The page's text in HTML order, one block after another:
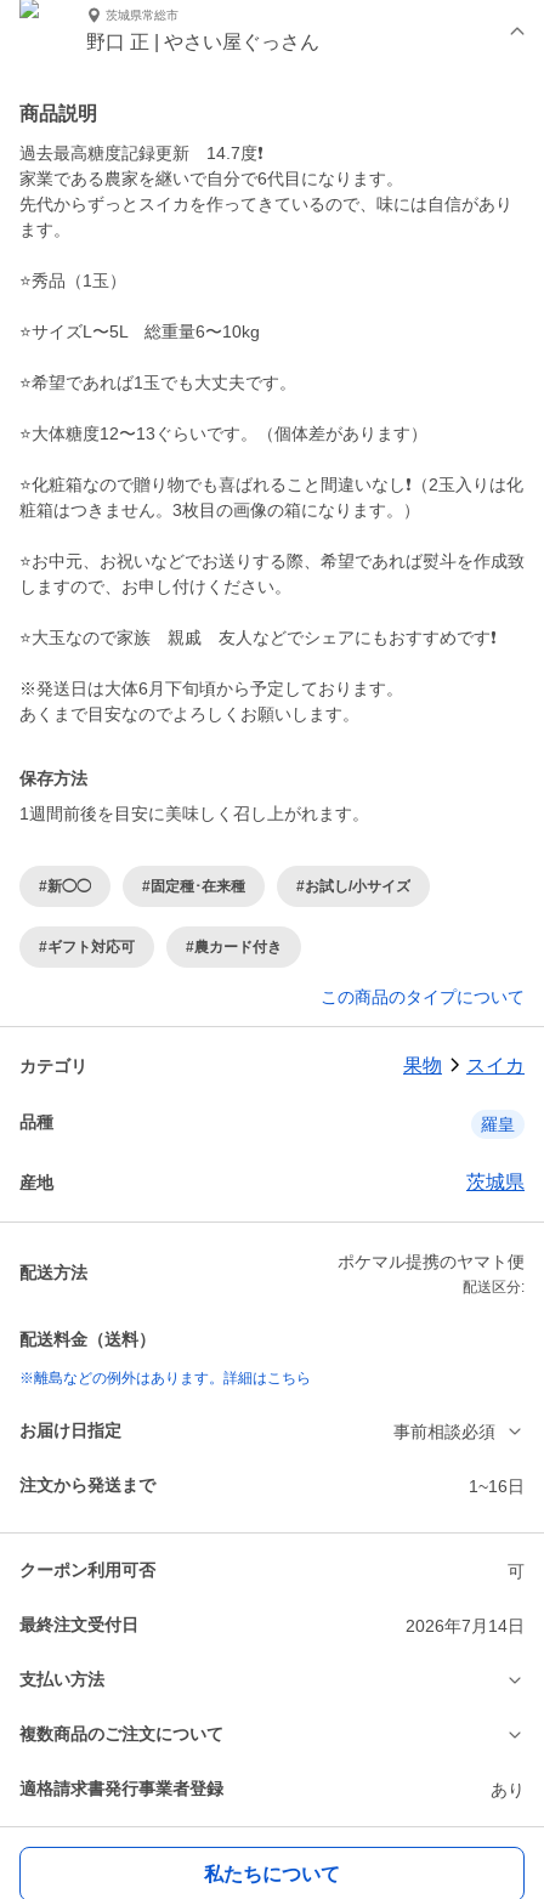
茨城県常総市
野口 正 | やさい屋ぐっさん
商品説明
過去最高糖度記録更新 14.7度❗️
家業である農家を継いで自分で6代目になります。
先代からずっとスイカを作ってきているので、味には自信があり
ます。
⭐️秀品（1玉）
⭐️サイズL〜5L 総重量6〜10kg
⭐️希望であれば1玉でも大丈夫です。
⭐️大体糖度12〜13ぐらいです。（個体差があります）
⭐️化粧箱なので贈り物でも喜ばれること間違いなし❗️（2玉入りは化
粧箱はつきません。3枚目の画像の箱になります。）
⭐️お中元、お祝いなどでお送りする際、希望であれば熨斗を作成致
しますので、お申し付けください。
⭐️大玉なので家族 親戚 友人などでシェアにもおすすめです❗️
※発送日は大体6月下旬頃から予定しております。
あくまで目安なのでよろしくお願いします。
保存方法
1週間前後を目安に美味しく召し上がれます。
#新◯◯ #固定種･在来種 #お試し/小サイズ
#ギフト対応可 #農カード付き
この商品のタイプについて
カテゴリ 果物 スイカ
品種 羅皇
産地 茨城県
配送方法
ポケマル提携のヤマト便
配送区分:
配送料金（送料）
※離島などの例外はあります。詳細はこちら
お届け日指定 事前相談必須
注文から発送まで 1~16日
クーポン利用可否 可
最終注文受付日 2026年7月14日
支払い方法
複数商品のご注文について
適格請求書発行事業者登録 あり
私たちについて